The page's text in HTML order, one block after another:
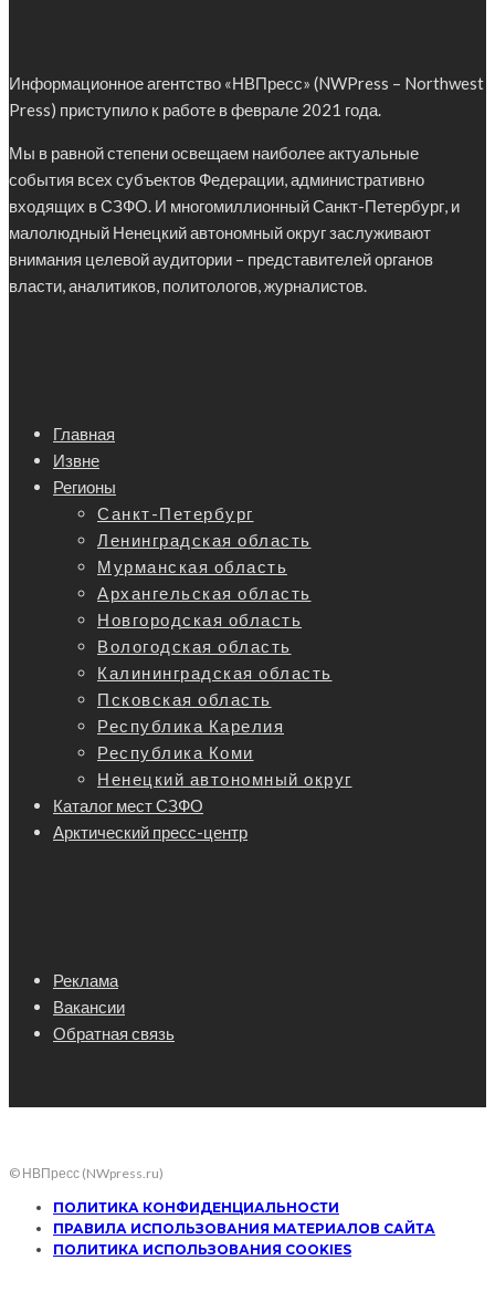
Информационное агентство «НВПресс» (NWPress – Northwest
Press) приступило к работе в феврале 2021 года.
Мы в равной степени освещаем наиболее актуальные
события всех субъектов Федерации, административно
входящих в СЗФО. И многомиллионный Санкт-Петербург, и
малолюдный Ненецкий автономный округ заслуживают
внимания целевой аудитории – представителей органов
власти, аналитиков, политологов, журналистов.
Главная
Извне
Регионы
Санкт-Петербург
Ленинградская область
Мурманская область
Архангельская область
Новгородская область
Вологодская область
Калининградская область
Псковская область
Республика Карелия
Республика Коми
Ненецкий автономный округ
Каталог мест СЗФО
Арктический пресс-центр
Реклама
Вакансии
Обратная связь
© НВПресс (NWpress.ru)
ПОЛИТИКА КОНФИДЕНЦИАЛЬНОСТИ
ПРАВИЛА ИСПОЛЬЗОВАНИЯ МАТЕРИАЛОВ САЙТА
ПОЛИТИКА ИСПОЛЬЗОВАНИЯ COOKIES